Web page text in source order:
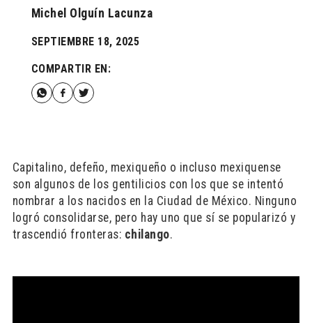
Michel Olguín Lacunza
SEPTIEMBRE 18, 2025
COMPARTIR EN:
Capitalino, defeño, mexiqueño o incluso mexiquense
son algunos de los gentilicios con los que se intentó
nombrar a los nacidos en la Ciudad de México. Ninguno
logró consolidarse, pero hay uno que sí se popularizó y
trascendió fronteras: chilango.